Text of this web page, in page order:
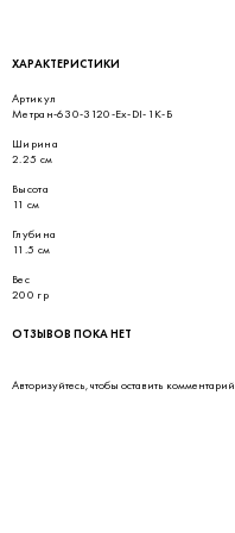
ХАРАКТЕРИСТИКИ
Артикул
Метран-630-3120-Ex-DI-1K-Б
Ширина
2.25 см
Высота
11 см
Глубина
11.5 см
Вес
200 гр
ОТЗЫВОВ ПОКА НЕТ
Авторизуйтесь, чтобы оставить комментарий